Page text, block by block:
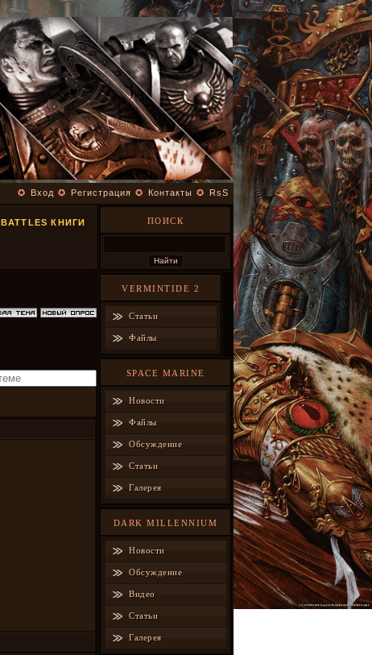
✪ Вход ✪ Регистрация ✪ Контакты ✪ RsS
КНИГИ
ПОИСК
VERMINTIDE 2
Статьи
Файлы
SPACE MARINE
Новости
Файлы
Обсуждение
Статьи
Галерея
DARK MILLENNIUM
Новости
Обсуждение
Видео
Статьи
Галерея